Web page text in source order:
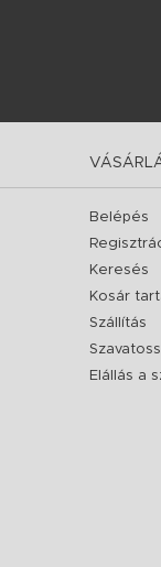
Belépés
Keresés
Kosár
Szállítás
Elállás a